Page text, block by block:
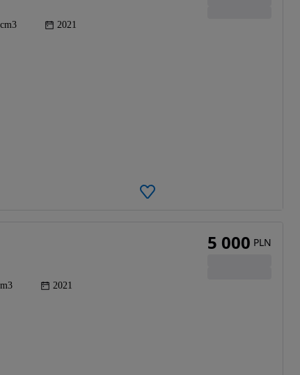
2021
2021
5 000 PLN